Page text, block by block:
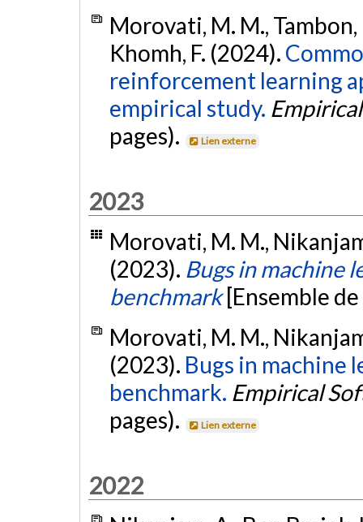
Morovati, M. M., Tambon,
Khomh, F. (2024).
reinforcement learning
empirical study.
pages).
Lien externe
2023
Morovati, M. M.,
(2023). Bugs in machine
benchmark [Ensemble
Morovati, M. M.,
(2023). Bugs in machine
benchmark. Empirical
pages).
Lien externe
2022